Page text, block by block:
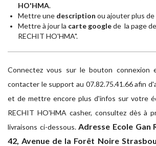
HO'HMA.
Mettre une description ou ajouter plus
Mettre à jour la carte googlede la page
RECHIT HO'HMA".
Connectez vous sur le bouton
contacter le support au 07.82.75.41.66 afin
et de mettre encore plus d'infos sur votre
RECHIT HO'HMA casher, consultez dès à
livraisons ci-dessous.Adresse Ecole Gan
42, Avenue de la Forêt Noire